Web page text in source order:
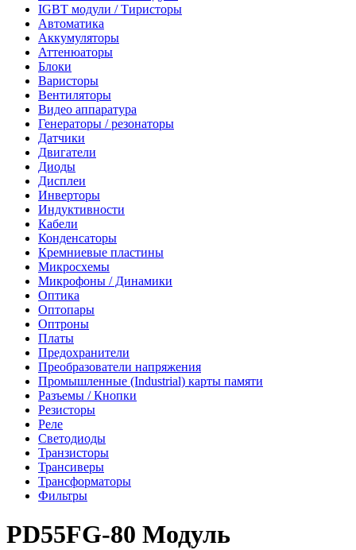
IGBT модули / Тиристоры
Автоматика
Аккумуляторы
Аттенюаторы
Блоки
Варисторы
Вентиляторы
Видео аппаратура
Генераторы / резонаторы
Датчики
Двигатели
Диоды
Дисплеи
Инверторы
Индуктивности
Кабели
Конденсаторы
Кремниевые пластины
Микросхемы
Микрофоны / Динамики
Оптика
Оптопары
Оптроны
Платы
Предохранители
Преобразователи напряжения
Промышленные (Industrial) карты памяти
Разъемы / Кнопки
Резисторы
Реле
Светодиоды
Транзисторы
Трансиверы
Трансформаторы
Фильтры
PD55FG-80 Модуль